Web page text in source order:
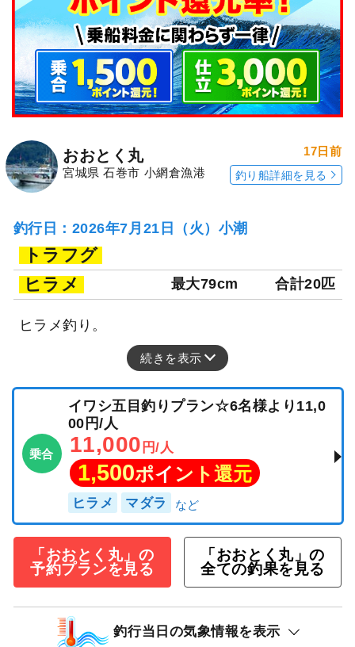
おおとく丸
宮城県 石巻市 小網倉漁港
17日前
釣り船詳細を見る
釣行日：2026年7月21日（火）小潮
トラフグ
ヒラメ
最大79cm 合計20匹
ヒラメ釣り。
続きを表示
乗合
イワシ五目釣りプラン☆6名様より11,0
00円/人
11,000 円/人
1,500ポイント還元
ヒラメ マダラ
「おおとく丸」の
予約プランを見る
「おおとく丸」の
全ての釣果を見る
釣行当日の気象情報を表示